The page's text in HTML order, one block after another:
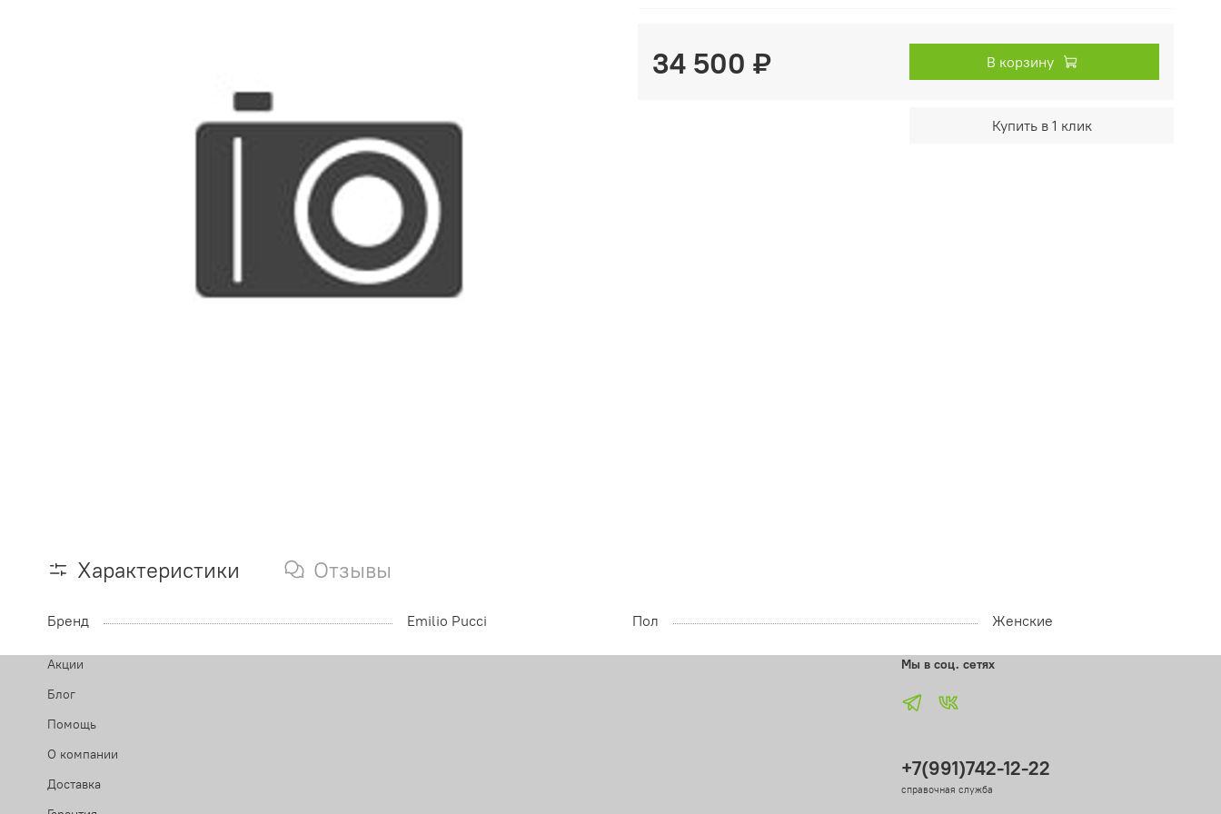
34 500 ₽ В корзину
Купить в 1 клик
Характеристики Отзывы
Бренд Emilio Pucci Пол Женские
Акции
Блог
Помощь
О компании
Доставка
Мы в соц. сетях
+7(991)742-12-22
справочная служба